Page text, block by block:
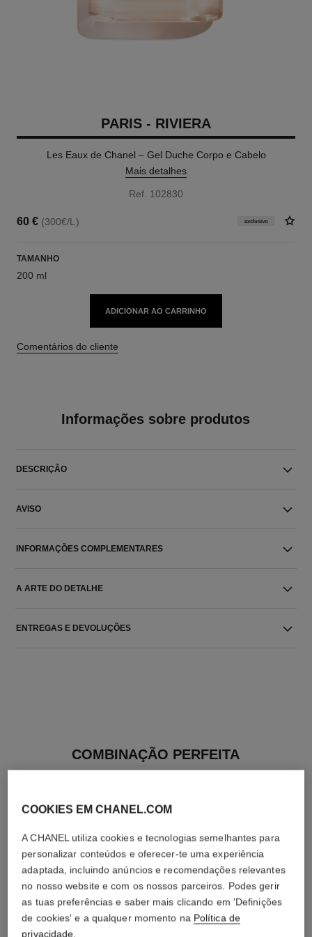
PARIS - RIVIERA
Les Eaux de Chanel – Gel Duche Corpo e Cabelo
Mais detalhes
Ref. 102830
60 € (300€/L) exclusivo
TAMANHO
200 ml
ADICIONAR AO CARRINHO
Comentários do cliente
Informações sobre produtos
DESCRIÇÃO
AVISO
INFORMAÇÕES COMPLEMENTARES
A ARTE DO DETALHE
ENTREGAS E DEVOLUÇÕES
COMBINAÇÃO PERFEITA
COOKIES EM CHANEL.COM
A CHANEL utiliza cookies e tecnologias semelhantes para
personalizar conteúdos e oferecer-te uma experiência
adaptada, incluindo anúncios e recomendações relevantes
no nosso website e com os nossos parceiros. Podes gerir
as tuas preferências e saber mais clicando em 'Definições
de cookies' e a qualquer momento na Política de
privacidade